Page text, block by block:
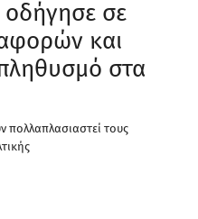
οδήγησε σε
και
πληθυσμό στα
πολλαπλασιαστεί τους